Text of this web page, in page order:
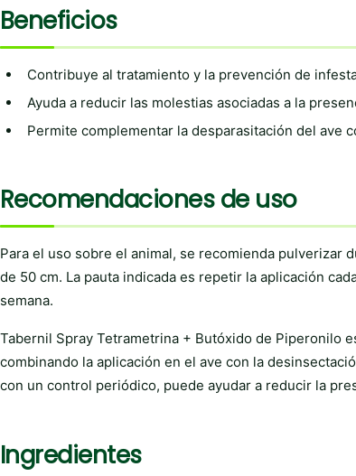
Beneficios
Contribuye al tratamiento y la prevención de
Ayuda a reducir las molestias asociadas a la
Permite complementar la desparasitación del ave
Recomendaciones de uso
Para el uso sobre el animal, se recomienda pulverizar
de 50 cm. La pauta indicada es repetir la aplicación
semana.
Tabernil Spray Tetrametrina + Butóxido de Piperonilo
combinando la aplicación en el ave con la
con un control periódico, puede ayudar a reducir la
Ingredientes